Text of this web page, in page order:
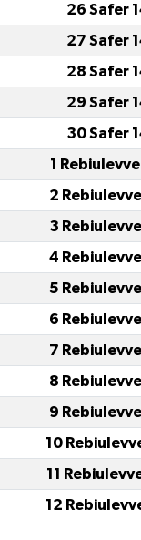
26 Safer
27 Safer
28 Safer
29 Safer
30 Safer
1
2
3
4
5
6
7
8
9
10
11
12